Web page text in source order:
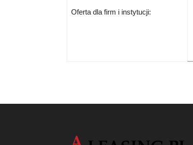
Oferta dla firm i instytucji: